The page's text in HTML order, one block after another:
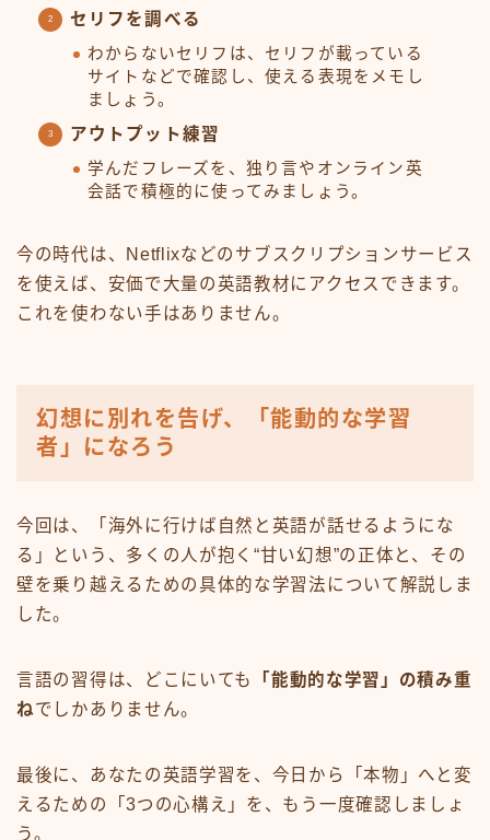
セリフを調べる
わからないセリフは、セリフが載っている
サイトなどで確認し、使える表現をメモし
ましょう。
アウトプット練習
学んだフレーズを、独り言やオンライン英
会話で積極的に使ってみましょう。
今の時代は、Netflixなどのサブスクリプションサービス
を使えば、安価で大量の英語教材にアクセスできます。
これを使わない手はありません。
幻想に別れを告げ、「能動的な学習
者」になろう
今回は、「海外に行けば自然と英語が話せるようにな
る」という、多くの人が抱く“甘い幻想”の正体と、その
壁を乗り越えるための具体的な学習法について解説しま
した。
言語の習得は、どこにいても
「能動的な学習」の積み重
ねでしかありません。
最後に、あなたの英語学習を、今日から「本物」へと変
えるための「3つの心構え」を、もう一度確認しましょ
う。